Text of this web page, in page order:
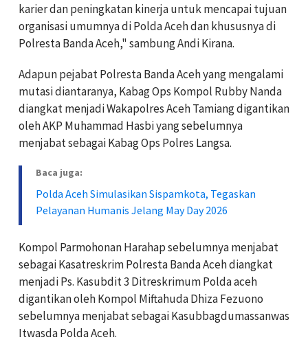
karier dan peningkatan kinerja untuk mencapai tujuan
organisasi umumnya di Polda Aceh dan khususnya di
Polresta Banda Aceh," sambung Andi Kirana.
Adapun pejabat Polresta Banda Aceh yang mengalami
mutasi diantaranya, Kabag Ops Kompol Rubby Nanda
diangkat menjadi Wakapolres Aceh Tamiang digantikan
oleh AKP Muhammad Hasbi yang sebelumnya
menjabat sebagai Kabag Ops Polres Langsa.
Baca juga:
Polda Aceh Simulasikan Sispamkota, Tegaskan
Pelayanan Humanis Jelang May Day 2026
Kompol Parmohonan Harahap sebelumnya menjabat
sebagai Kasatreskrim Polresta Banda Aceh diangkat
menjadi Ps. Kasubdit 3 Ditreskrimum Polda aceh
digantikan oleh Kompol Miftahuda Dhiza Fezuono
sebelumnya menjabat sebagai Kasubbagdumassanwas
Itwasda Polda Aceh.